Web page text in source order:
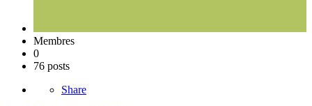
Membres
0
76 posts
Share